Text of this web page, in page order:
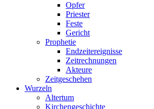
Opfer
Priester
Feste
Gericht
Prophetie
Endzeitereignisse
Zeitrechnungen
Akteure
Zeitgeschehen
Wurzeln
Altertum
Kirchengeschichte